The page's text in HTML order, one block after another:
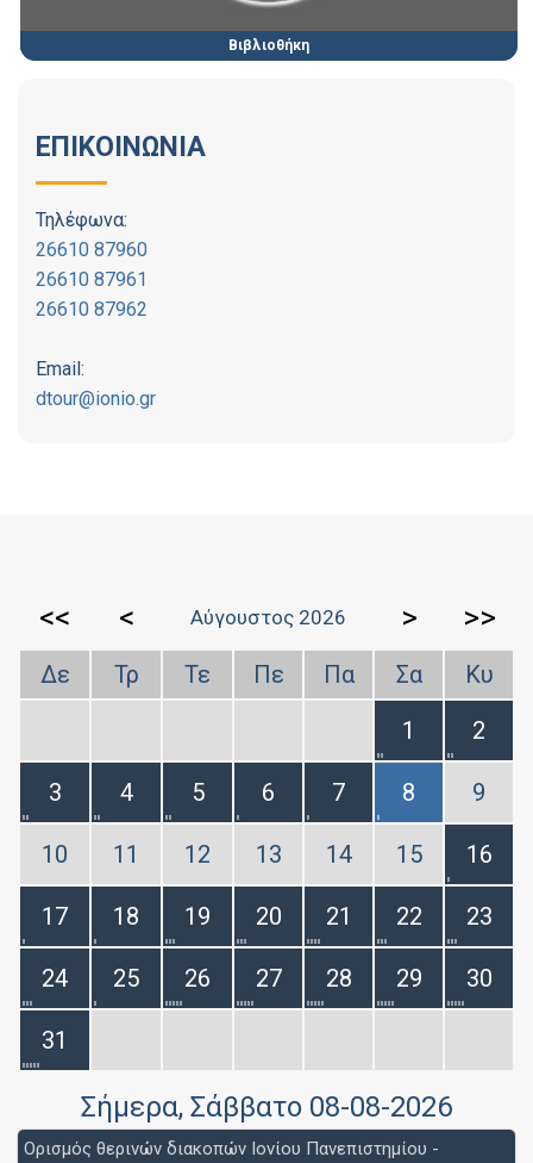
Βιβλιοθήκη
ΕΠΙΚΟΙΝΩΝΙΑ
Τηλέφωνα:
26610 87960
26610 87961
26610 87962
Email:
dtour@ionio.gr
<< < Αύγουστος 2026 > >>
Δε Τρ Τε Πε Πα Σα
Κυ
1
2
3 4 5 6 7 8 9
10 11 12 13 14 15 16
17 18 19 20 21 22 23
24 25 26 27 28 29 30
31
Σήμερα, Σάββατο 08-08-2026
Ορισμός θερινών διακοπών Ιονίου Πανεπιστημίου -